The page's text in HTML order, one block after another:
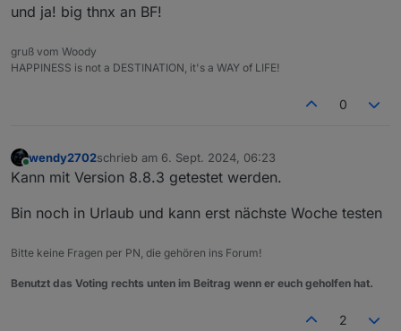
und ja! big thnx an BF!
gruß vom Woody
HAPPINESS is not a DESTINATION, it's a WAY of LIFE!
0
wendy2702schrieb am 6. Sept. 2024, 06:23
zuletzt editiert von
Kann mit Version 8.8.3 getestet werden.
Bin noch in Urlaub und kann erst nächste Woche testen
Bitte keine Fragen per PN, die gehören ins Forum!
Benutzt das Voting rechts unten im Beitrag wenn er euch geholfen hat.
2